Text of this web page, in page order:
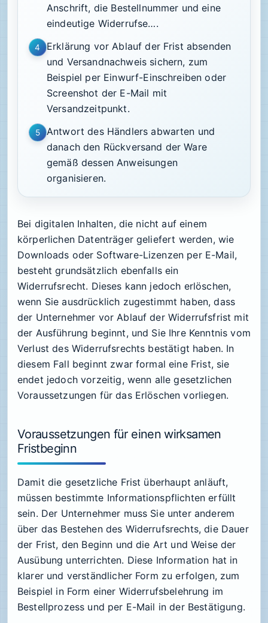
Anschrift, die Bestellnummer und eine
eindeutige Widerrufse….
4
Erklärung vor Ablauf der Frist absenden
und Versandnachweis sichern, zum
Beispiel per Einwurf-Einschreiben oder
Screenshot der E-Mail mit
Versandzeitpunkt.
5
Antwort des Händlers abwarten und
danach den Rückversand der Ware
gemäß dessen Anweisungen
organisieren.
Bei digitalen Inhalten, die nicht auf einem
körperlichen Datenträger geliefert werden, wie
Downloads oder Software-Lizenzen per E-Mail,
besteht grundsätzlich ebenfalls ein
Widerrufsrecht. Dieses kann jedoch erlöschen,
wenn Sie ausdrücklich zugestimmt haben, dass
der Unternehmer vor Ablauf der Widerrufsfrist mit
der Ausführung beginnt, und Sie Ihre Kenntnis vom
Verlust des Widerrufsrechts bestätigt haben. In
diesem Fall beginnt zwar formal eine Frist, sie
endet jedoch vorzeitig, wenn alle gesetzlichen
Voraussetzungen für das Erlöschen vorliegen.
Voraussetzungen für einen wirksamen
Fristbeginn
Damit die gesetzliche Frist überhaupt anläuft,
müssen bestimmte Informationspflichten erfüllt
sein. Der Unternehmer muss Sie unter anderem
über das Bestehen des Widerrufsrechts, die Dauer
der Frist, den Beginn und die Art und Weise der
Ausübung unterrichten. Diese Information hat in
klarer und verständlicher Form zu erfolgen, zum
Beispiel in Form einer Widerrufsbelehrung im
Bestellprozess und per E-Mail in der Bestätigung.